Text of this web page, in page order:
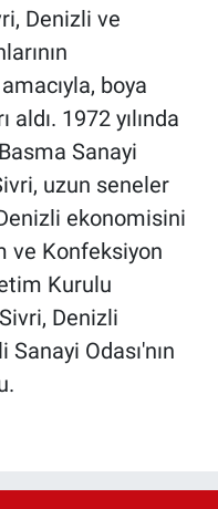
Denizli ve
boya
1972 yılında
Sanayi
uzun seneler
ekonomisini
ve Konfeksiyon
Kurulu
Denizli
Odası'nın